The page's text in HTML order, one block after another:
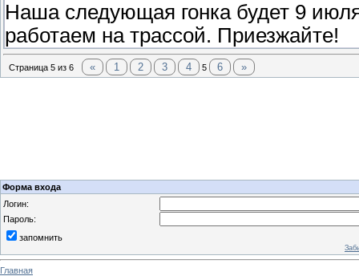
Наша следующая гонка будет 9
работаем на трассой. Приезжайте!
Страница 5 из 6 « 1 2 3 4 5 6 »
Форма входа
Логин:
Пароль:
запомнить
Главная